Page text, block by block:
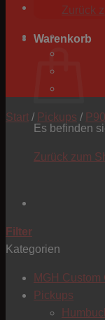
Zurück
Warenkorb
Es befinden
Zurück zum
Start / Pickups /
Filter
Kategorien
MGH Custom
Pickups